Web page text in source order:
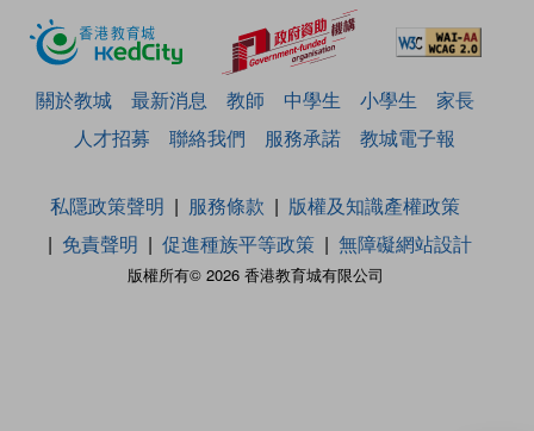
關於教城 最新消息 教師 中學生 小學生
家長
人才招募
聯絡我們 服務承諾 教城電子報
版權所有© 2026 香港教育城有限公司
私隱政策聲明 服務條款
版權及知識產權政策
免責聲明
促進種族平等政策 無障礙網站設計